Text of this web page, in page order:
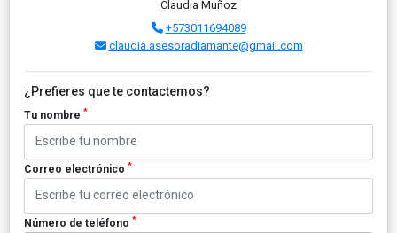
Claudia Muñoz
+573011694089
claudia.asesoradiamante@gmail.com
¿Prefieres que te contactemos?
Tu nombre *
Correo electrónico *
Número de teléfono *